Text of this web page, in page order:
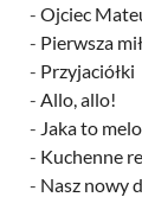
- Ojciec
- Pierwsza
- Przyjaciółki
- Allo, allo!
- Jaka to
- Kuchenne
- Nasz nowy